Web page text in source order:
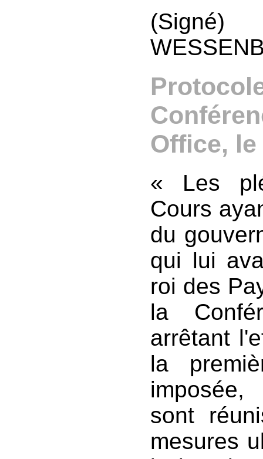
Office, le
« Les
Cours
du
qui lui
roi des
la
arrêtant
la
sont
mesures